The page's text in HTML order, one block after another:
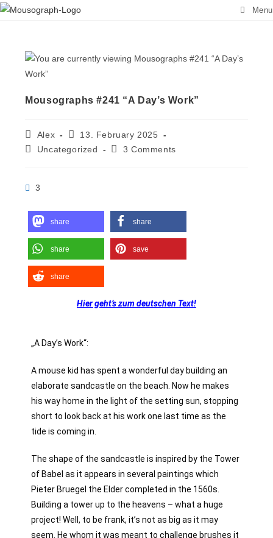
Menu
Mousographs #241 “A Day’s Work”
Alex
13. February 2025
Uncategorized
3 Comments
3
share share
share save
share
Hier geht’s zum deutschen Text!
„A Day’s Work“:
A mouse kid has spent a wonderful day building an
elaborate sandcastle on the beach. Now he makes
his way home in the light of the setting sun, stopping
short to look back at his work one last time as the
tide is coming in.
The shape of the sandcastle is inspired by the Tower
of Babel as it appears in several paintings which
Pieter Bruegel the Elder completed in the 1560s.
Building a tower up to the heavens – what a huge
project! Well, to be frank, it’s not as big as it may
seem. He whom it was meant to challenge brushes it